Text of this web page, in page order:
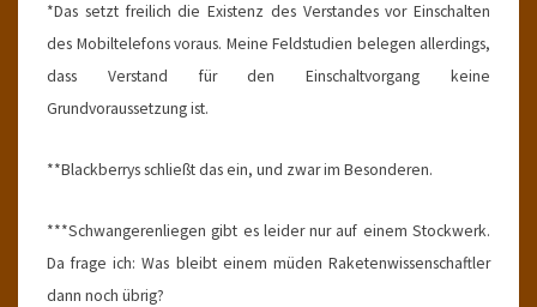
*Das setzt freilich die Existenz des Verstandes vor Einschalten
des Mobiltelefons voraus. Meine Feldstudien belegen allerdings,
dass Verstand für den Einschaltvorgang keine
Grundvoraussetzung ist.
**Blackberrys schließt das ein, und zwar im Besonderen.
***Schwangerenliegen gibt es leider nur auf einem Stockwerk.
Da frage ich: Was bleibt einem müden Raketenwissenschaftler
dann noch übrig?